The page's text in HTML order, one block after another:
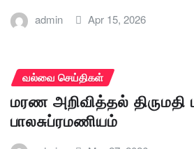
admin Apr 15, 2026
வல்வை செய்திகள்
மரண அறிவித்தல் திருமதி
பாலசுப்ரமணியம்